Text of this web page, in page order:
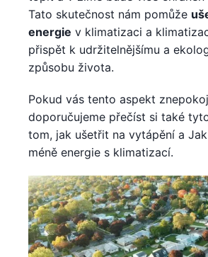
Tato skutečnost nám pomůže
energie v klimatizaci a
přispět k udržitelnějšímu a
způsobu života.
Pokud vás tento aspekt
doporučujeme přečíst si také
tom, jak ušetřit na vytápění a
méně energie s klimatizací.